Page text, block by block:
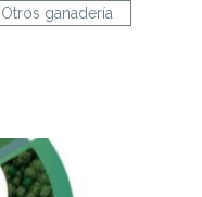
Otros ganadería